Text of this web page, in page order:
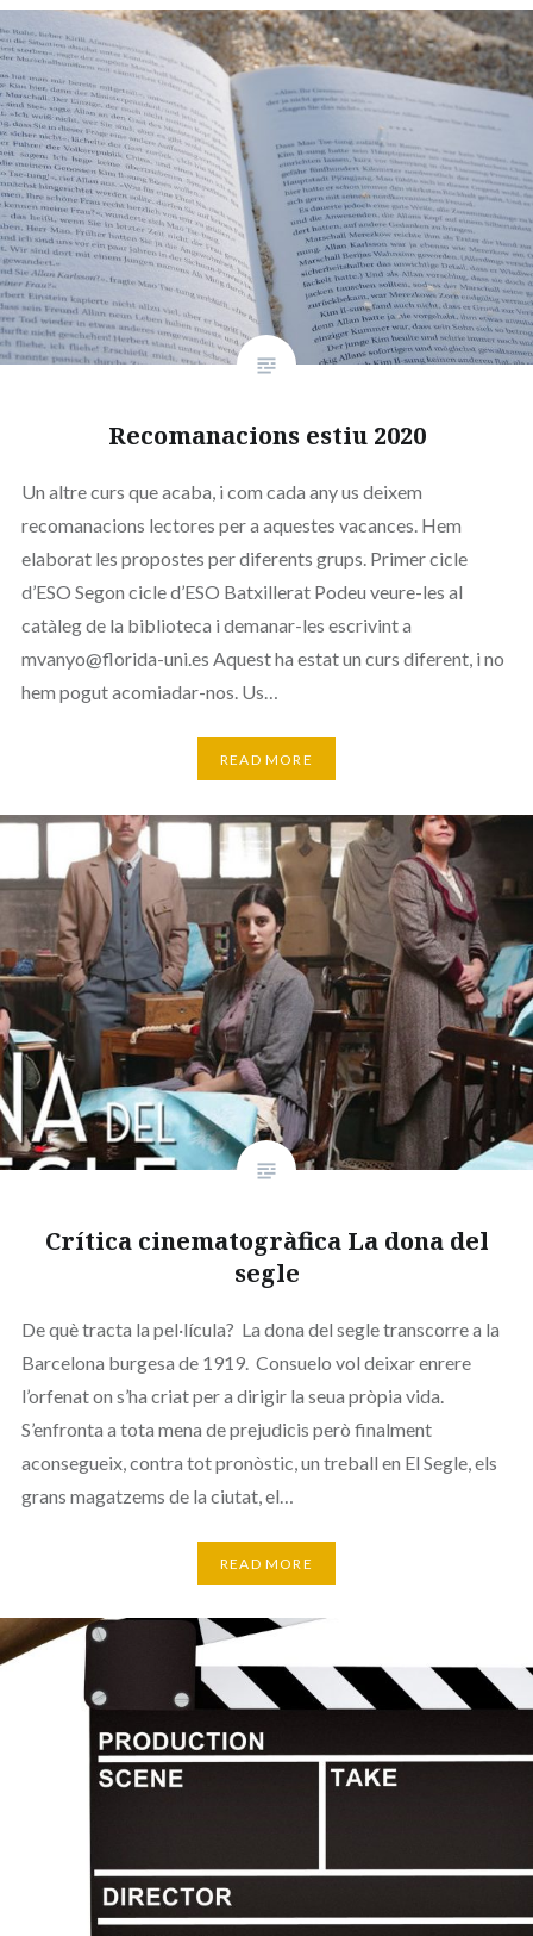
Recomanacions estiu 2020
Un altre curs que acaba, i com cada any us deixem
recomanacions lectores per a aquestes vacances. Hem
elaborat les propostes per diferents grups. Primer cicle
d’ESO Segon cicle d’ESO Batxillerat Podeu veure-les al
catàleg de la biblioteca i demanar-les escrivint a
mvanyo@florida-uni.es Aquest ha estat un curs diferent, i no
hem pogut acomiadar-nos. Us…
READ MORE
Crítica cinematogràfica La dona del
segle
De què tracta la pel·lícula? La dona del segle transcorre a la
Barcelona burgesa de 1919. Consuelo vol deixar enrere
l’orfenat on s’ha criat per a dirigir la seua pròpia vida.
S’enfronta a tota mena de prejudicis però finalment
aconsegueix, contra tot pronòstic, un treball en El Segle, els
grans magatzems de la ciutat, el…
READ MORE